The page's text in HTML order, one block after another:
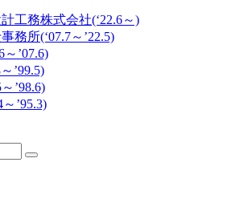
工務株式会社(‘22.6～)
務所(‘07.7～’22.5)
～’07.6)
’99.5)
’98.6)
’95.3)
検